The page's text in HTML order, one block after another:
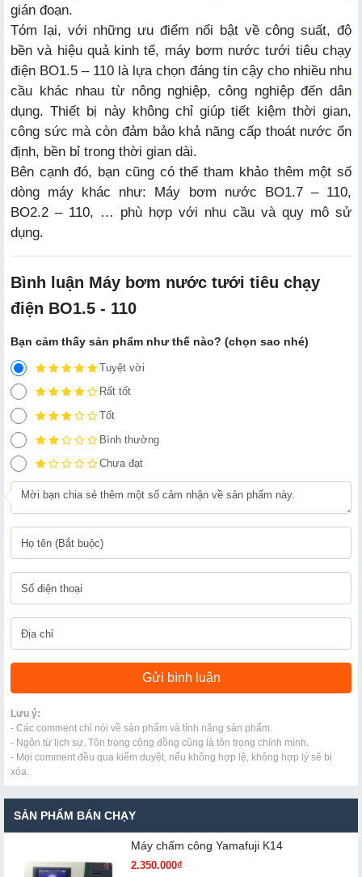
gián đoạn.
Tóm lại, với những ưu điểm nổi bật về công suất, độ
bền và hiệu quả kinh tế, máy bơm nước tưới tiêu chạy
điện BO1.5 – 110 là lựa chọn đáng tin cậy cho nhiều nhu
cầu khác nhau từ nông nghiệp, công nghiệp đến dân
dụng. Thiết bị này không chỉ giúp tiết kiệm thời gian,
công sức mà còn đảm bảo khả năng cấp thoát nước ổn
định, bền bỉ trong thời gian dài.
Bên cạnh đó, bạn cũng có thể tham khảo thêm một số
dòng máy khác như: Máy bơm nước BO1.7 – 110,
BO2.2 – 110, … phù hợp với nhu cầu và quy mô sử
dụng.
Bình luận Máy bơm nước tưới tiêu chạy
điện BO1.5 - 110
Bạn cảm thấy sản phẩm như thế nào? (chọn sao nhé)
Tuyệt vời
Rất tốt
Tốt
Bình thường
Chưa đạt
Lưu ý:
- Các comment chỉ nói về sản phẩm và tính năng sản phẩm.
- Ngôn từ lịch sự. Tôn trọng cộng đồng cũng là tôn trọng chính mình.
- Mọi comment đều qua kiểm duyệt, nếu không hợp lệ, không hợp lý sẽ bị
xóa.
SẢN PHẨM BÁN CHẠY
Máy chấm cô​ng Yamafuji K14
2.350.000₫